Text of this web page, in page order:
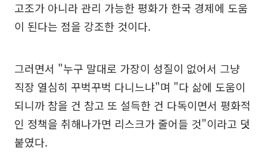
고조가 아니라 관리 가능한 평화가 한국 경제에 도움
이 된다는 점을 강조한 것이다.
그러면서 "누구 말대로 가장이 성질이 없어서 그냥
직장 열심히 꾸벅꾸벅 다니느냐"며 "다 삶에 도움이
되니까 참을 건 참고 또 설득한 건 다독이면서 평화적
인 정책을 취해나가면 리스크가 줄어들 것"이라고 덧
붙였다.